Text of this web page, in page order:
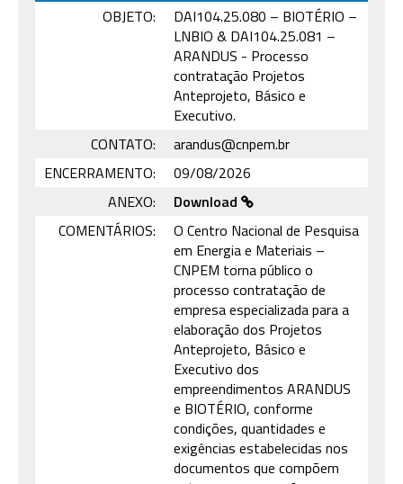
OBJETO:
DAI104.25.080 – BIOTÉRIO –
LNBIO & DAI104.25.081 –
ARANDUS - Processo
contratação Projetos
Anteprojeto, Básico e
Executivo.
CONTATO:
arandus@cnpem.br
ENCERRAMENTO:
09/08/2026
ANEXO:
Download
COMENTÁRIOS:
O Centro Nacional de Pesquisa
em Energia e Materiais –
CNPEM torna público o
processo contratação de
empresa especializada para a
elaboração dos Projetos
Anteprojeto, Básico e
Executivo dos
empreendimentos ARANDUS
e BIOTÉRIO, conforme
condições, quantidades e
exigências estabelecidas nos
documentos que compõem